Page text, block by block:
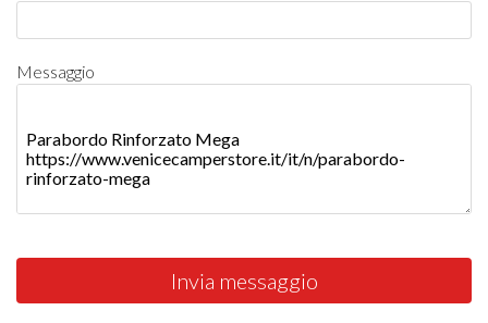
Messaggio
Invia messaggio